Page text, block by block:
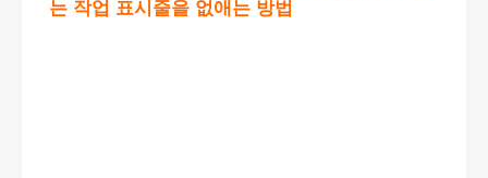
는 작업 표시줄을 없애는 방법